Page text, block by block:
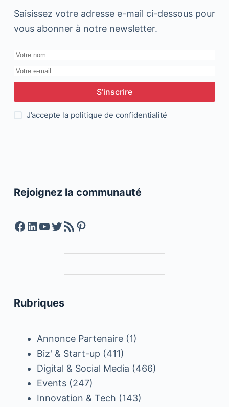
Saisissez votre adresse e-mail ci-dessous pour
vous abonner à notre newsletter.
S’inscrire
J’accepte la politique de confidentialité
Rejoignez la communauté
Facebook
LinkedIn
YouTube
Twitter
Feed RSSPinterest
Rubriques
Annonce Partenaire(1)
Biz' & Start-up (411)
Digital & Social Media (466)
Events(247)
Innovation & Tech (143)